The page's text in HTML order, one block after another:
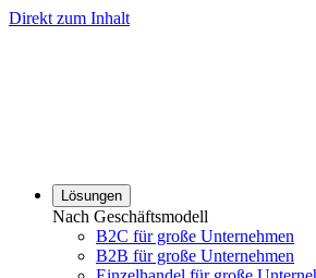
Direkt zum Inhalt
Lösungen
Nach Geschäftsmodell
B2C für große Unternehmen
B2B für große Unternehmen